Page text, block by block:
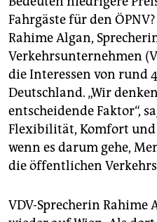
Fahrgäste für den
Rahime Algan,
Verkehrsunternehmen
die Interessen von rund
Deutschland. „Wir
entscheidende Faktor“,
Flexibilität, Komfort und
wenn es darum gehe,
die öffentlichen
VDV-Sprecherin Rahime